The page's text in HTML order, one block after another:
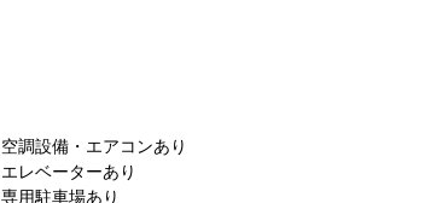
空調設備・エアコンあり
エレベーターあり
専用駐車場あり